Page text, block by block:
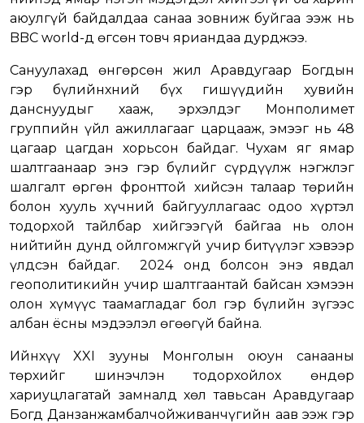
аюулгүй байдалдаа санаа зовниж буйгаа ээж нь
BBC world-д өгсөн товч яриандаа дурджээ.
Сануулахад өнгөрсөн жил Аравдугаар Богдын
гэр бүлийнхний бүх гишүүдийн хувийн
данснуудыг хааж, эрхэлдэг Монполимет
группийн үйл ажиллагааг царцааж, эмээг нь 48
цагаар цагдан хорьсон байдаг. Чухам яг ямар
шалтгаанаар энэ гэр бүлийг сүрдүүлж нэгжлэг
шалгалт өргөн фронттой хийсэн талаар төрийн
болон хууль хүчний байгууллагаас одоо хүртэл
тодорхой тайлбар хийгээгүй байгаа нь олон
нийтийн дунд ойлгомжгүй учир битүүлэг хэвээр
үлдсэн байдаг. 2024 онд болсон энэ явдал
геополитикийн учир шалтгаантай байсан хэмээн
олон хүмүүс таамагладаг бол гэр бүлийн зүгээс
албан ёсны мэдээлэл өгөөгүй байна.
Ийнхүү XXI зууны Монголын оюун санааны
төрхийг шинэчлэн тодорхойлох өндөр
хариуцлагатай замналд хөл тавьсан Аравдугаар
Богд Данзанжамбалчойживанчүгийн аав ээж гэр